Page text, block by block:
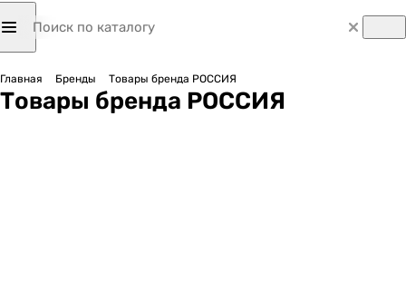
Главная Бренды Товары бренда РОССИЯ
Товары бренда РОССИЯ